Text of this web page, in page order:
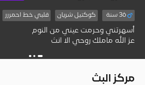
36 سنة كوكتيل شريان قلبي خط احمررر
عز الله ماملك روحي الا انتَ
مركز البث